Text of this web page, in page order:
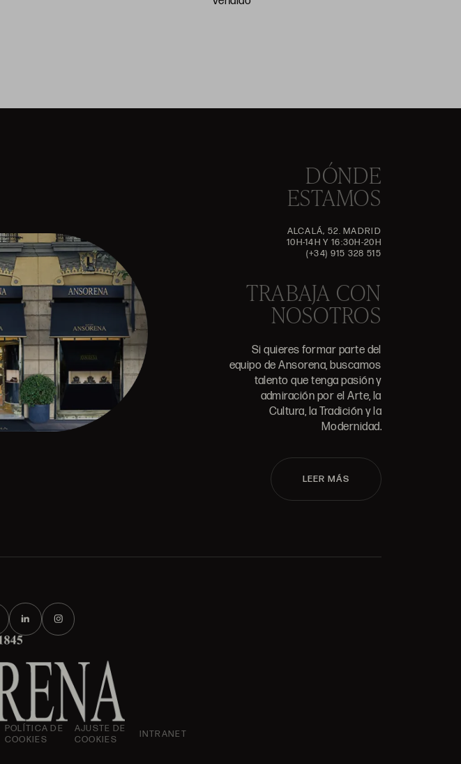
DÓNDE
ESTAMOS
ALCALÁ, 52. MADRID
10H-14H Y 16:30H-20H
(+34) 915 328 515
TRABAJA CON
NOSOTROS
Si quieres formar parte del
equipo de Ansorena, buscamos
talento que tenga pasión y
admiración por el Arte, la
Cultura, la Tradición y la
Modernidad.
LEER MÁS
POLÍTICA DE
COOKIES
AJUSTE DE
COOKIES
INTRANET